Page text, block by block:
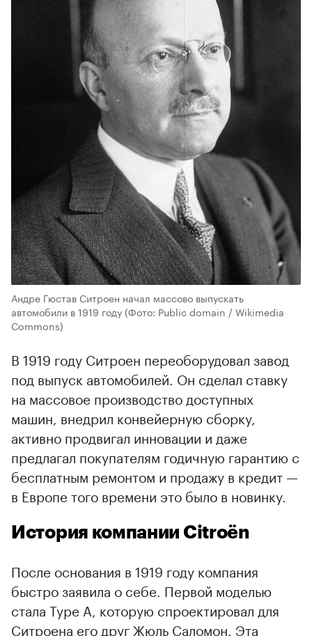
Андре Гюстав Ситроен начал массово выпускать
автомобили в 1919 году(Фото: Public domain / Wikimedia
Commons)
В 1919 году Ситроен переоборудовал завод
под выпуск автомобилей. Он сделал ставку
на массовое производство доступных
машин, внедрил конвейерную сборку,
активно продвигал инновации и даже
предлагал покупателям годичную гарантию с
бесплатным ремонтом и продажу в кредит —
в Европе того времени это было в новинку.
История компании Citroën
После основания в 1919 году компания
быстро заявила о себе. Первой моделью
стала Type A, которую спроектировал для
Ситроена его друг Жюль Саломон. Эта